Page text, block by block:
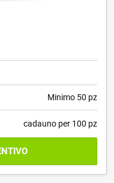
Minimo 50 pz
cadauno per 100 pz